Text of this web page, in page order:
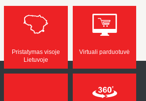
Pristatymas visoje
Lietuvoje
Virtuali parduotuvė